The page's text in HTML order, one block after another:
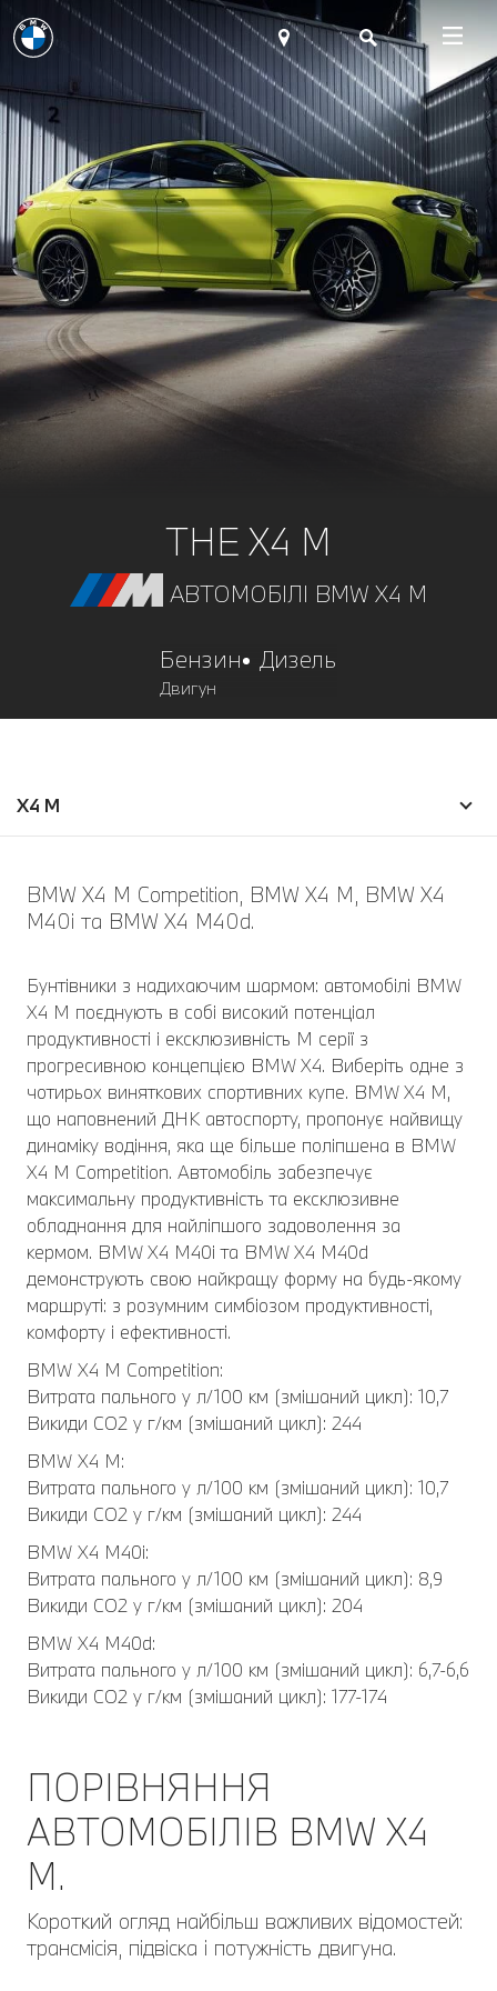
THE X4 М
АВТОМОБІЛІ BMW X4 M
Бензин Дизель
Двигун
X4 M
BMW X4 M Competition, BMW X4 M, BMW X4
M40i та BMW X4 M40d.
Бунтівники з надихаючим шармом: автомобілі BMW
X4 M поєднують в собі високий потенціал
продуктивності і ексклюзивність M серії з
прогресивною концепцією BMW X4. Виберіть одне з
чотирьох виняткових спортивних купе. BMW X4 M,
що наповнений ДНК автоспорту, пропонує найвищу
динаміку водіння, яка ще більше поліпшена в BMW
X4 M Competition. Автомобіль забезпечує
максимальну продуктивність та ексклюзивне
обладнання для найліпшого задоволення за
кермом. BMW X4 M40i та BMW X4 M40d
демонструють свою найкращу форму на будь-якому
маршруті: з розумним симбіозом продуктивності,
комфорту і ефективності.
BMW Х4 M Competition:
Витрата пального у л/100 км (змішаний цикл): 10,7
Викиди CO2 у г/км (змішаний цикл): 244
BMW Х4 M:
Витрата пального у л/100 км (змішаний цикл): 10,7
Викиди CO2 у г/км (змішаний цикл): 244
BMW Х4 M40i:
Витрата пального у л/100 км (змішаний цикл): 8,9
Викиди CO2 у г/км (змішаний цикл): 204
BMW Х4 M40d:
Витрата пального у л/100 км (змішаний цикл): 6,7-6,6
Викиди CO2 у г/км (змішаний цикл): 177-174
ПОРІВНЯННЯ
АВТОМОБІЛІВ BMW Х4
M.
Короткий огляд найбільш важливих відомостей:
трансмісія, підвіска і потужність двигуна.